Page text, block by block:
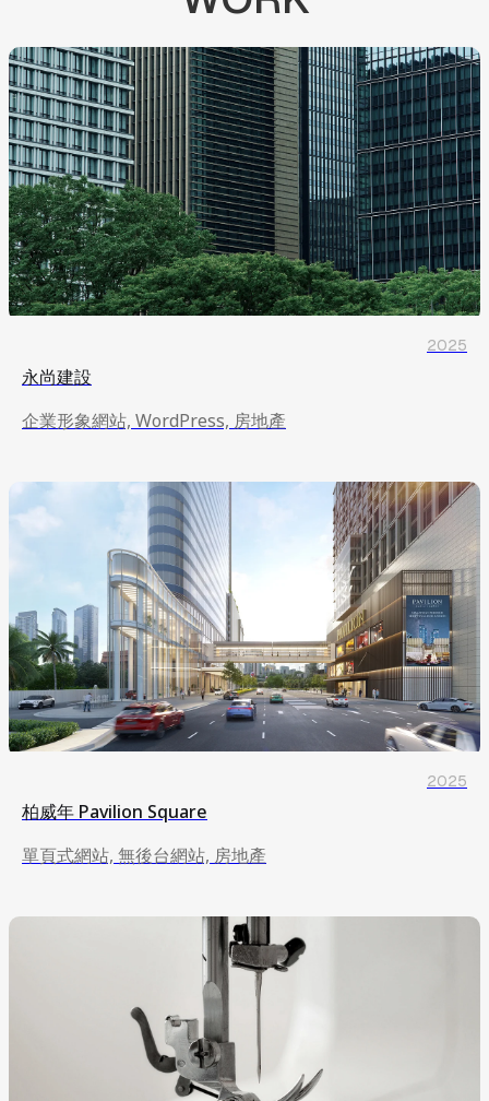
永尚建設
企業形象網站, WordPress, 房地產
2025
柏威年 Pavilion Square
單頁式網站, 無後台網站, 房地產
2025